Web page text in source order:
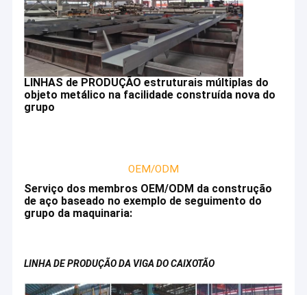
LINHAS de PRODUÇÃO estruturais múltiplas do
objeto metálico na facilidade construída nova do
grupo
OEM/ODM
Serviço dos membros OEM/ODM da construção
de aço baseado no exemplo de seguimento do
grupo da maquinaria:
LINHA DE PRODUÇÃO DA VIGA DO CAIXOTÃO